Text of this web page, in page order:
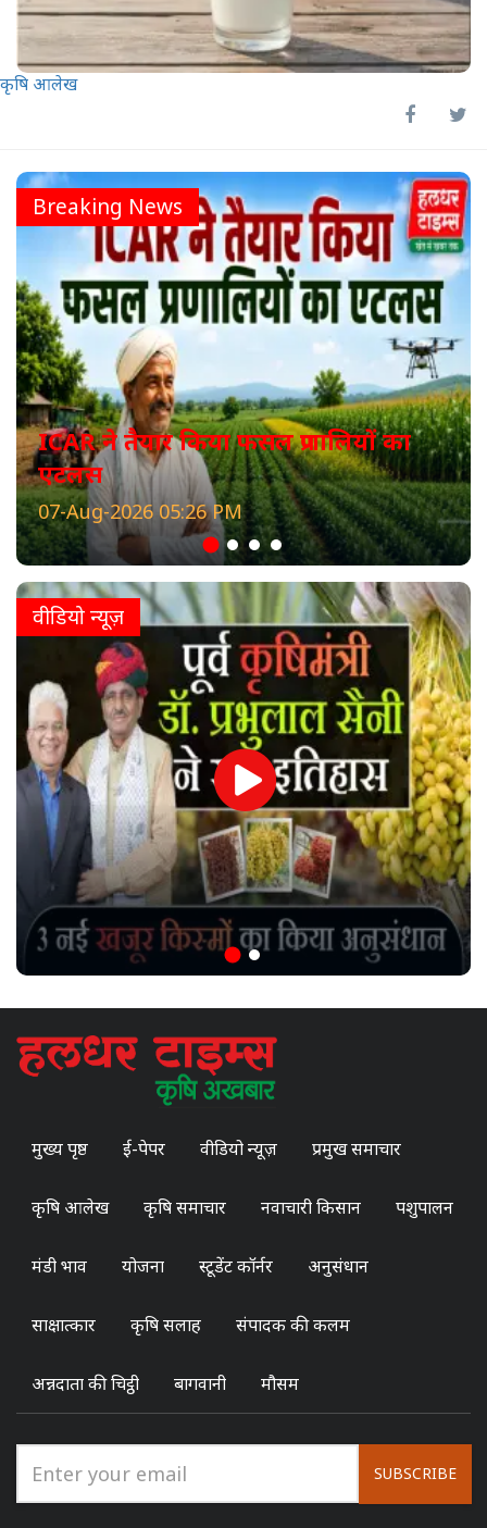
कृषि आलेख
Breaking News
ICAR ने तैयार किया फसल प्रणालियों का
एटलस
07-Aug-2026 05:26 PM
वीडियो न्यूज़
मुख्य पृष्ठ ई-पेपर वीडियो न्यूज़ प्रमुख समाचार
कृषि आलेख कृषि समाचार नवाचारी किसान पशुपालन
मंडी भाव योजना स्टूडेंट कॉर्नर अनुसंधान
साक्षात्कार कृषि सलाह संपादक की कलम
अन्नदाता की चिट्ठी बागवानी मौसम
SUBSCRIBE